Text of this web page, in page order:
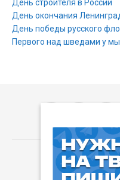
День строителя в России
День окончания
День победы русского
Первого над шведами у